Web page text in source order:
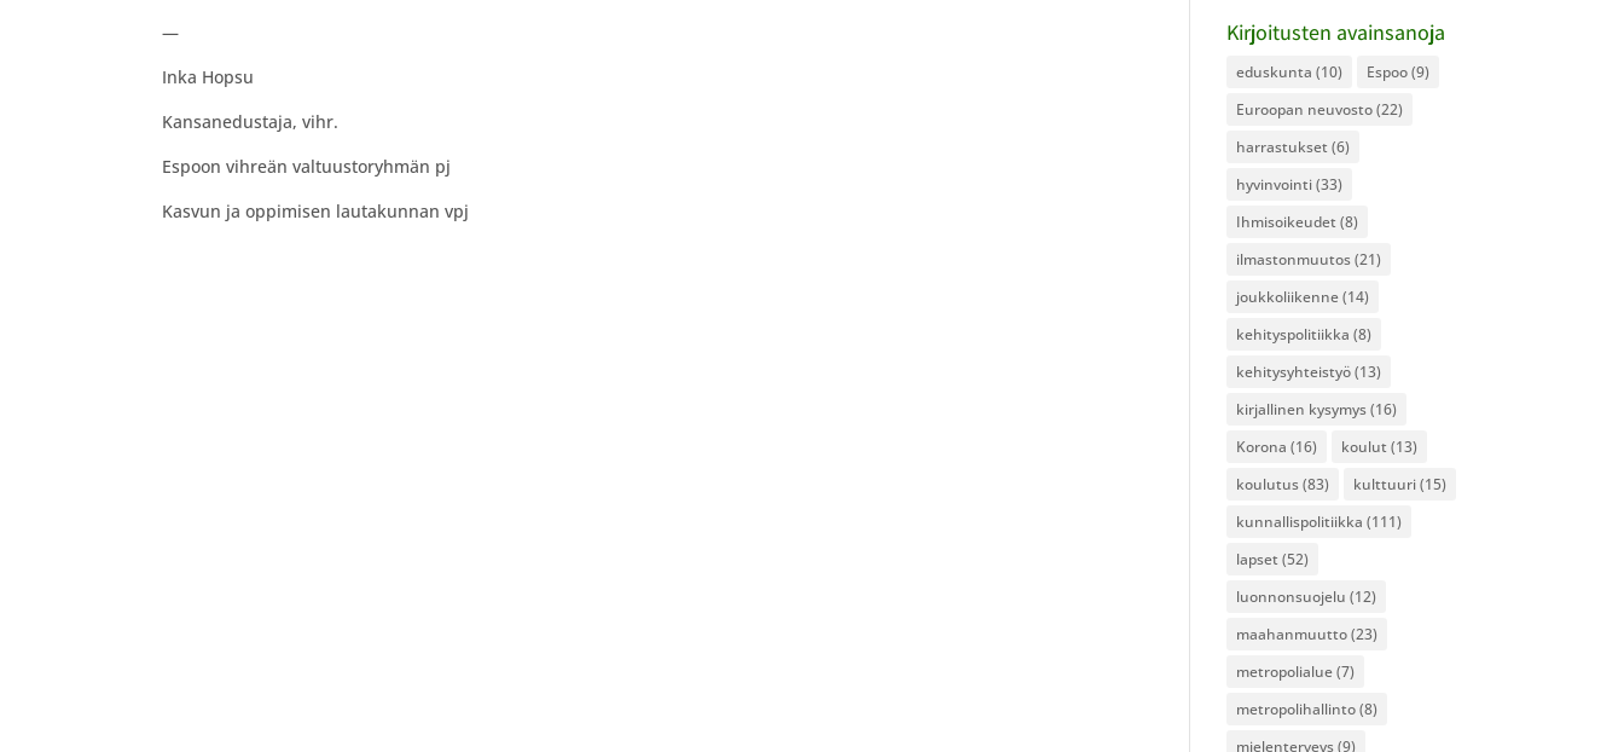
—
Inka Hopsu
Kansanedustaja, vihr.
Espoon vihreän valtuustoryhmän pj
Kasvun ja oppimisen lautakunnan vpj
Kirjoitusten avainsanoja
eduskunta (10) Espoo(9)
Euroopan neuvosto(22)
harrastukset (6)
hyvinvointi(33)
Ihmisoikeudet (8)
ilmastonmuutos(21)
joukkoliikenne(14)
kehityspolitiikka (8)
kehitysyhteistyö(13)
kirjallinen kysymys(16)
Korona (16) koulut (13)
koulutus(83) kulttuuri(15)
kunnallispolitiikka (111)
lapset (52)
luonnonsuojelu (12)
maahanmuutto(23)
metropolialue(7)
metropolihallinto(8)
mielenterveys(9)